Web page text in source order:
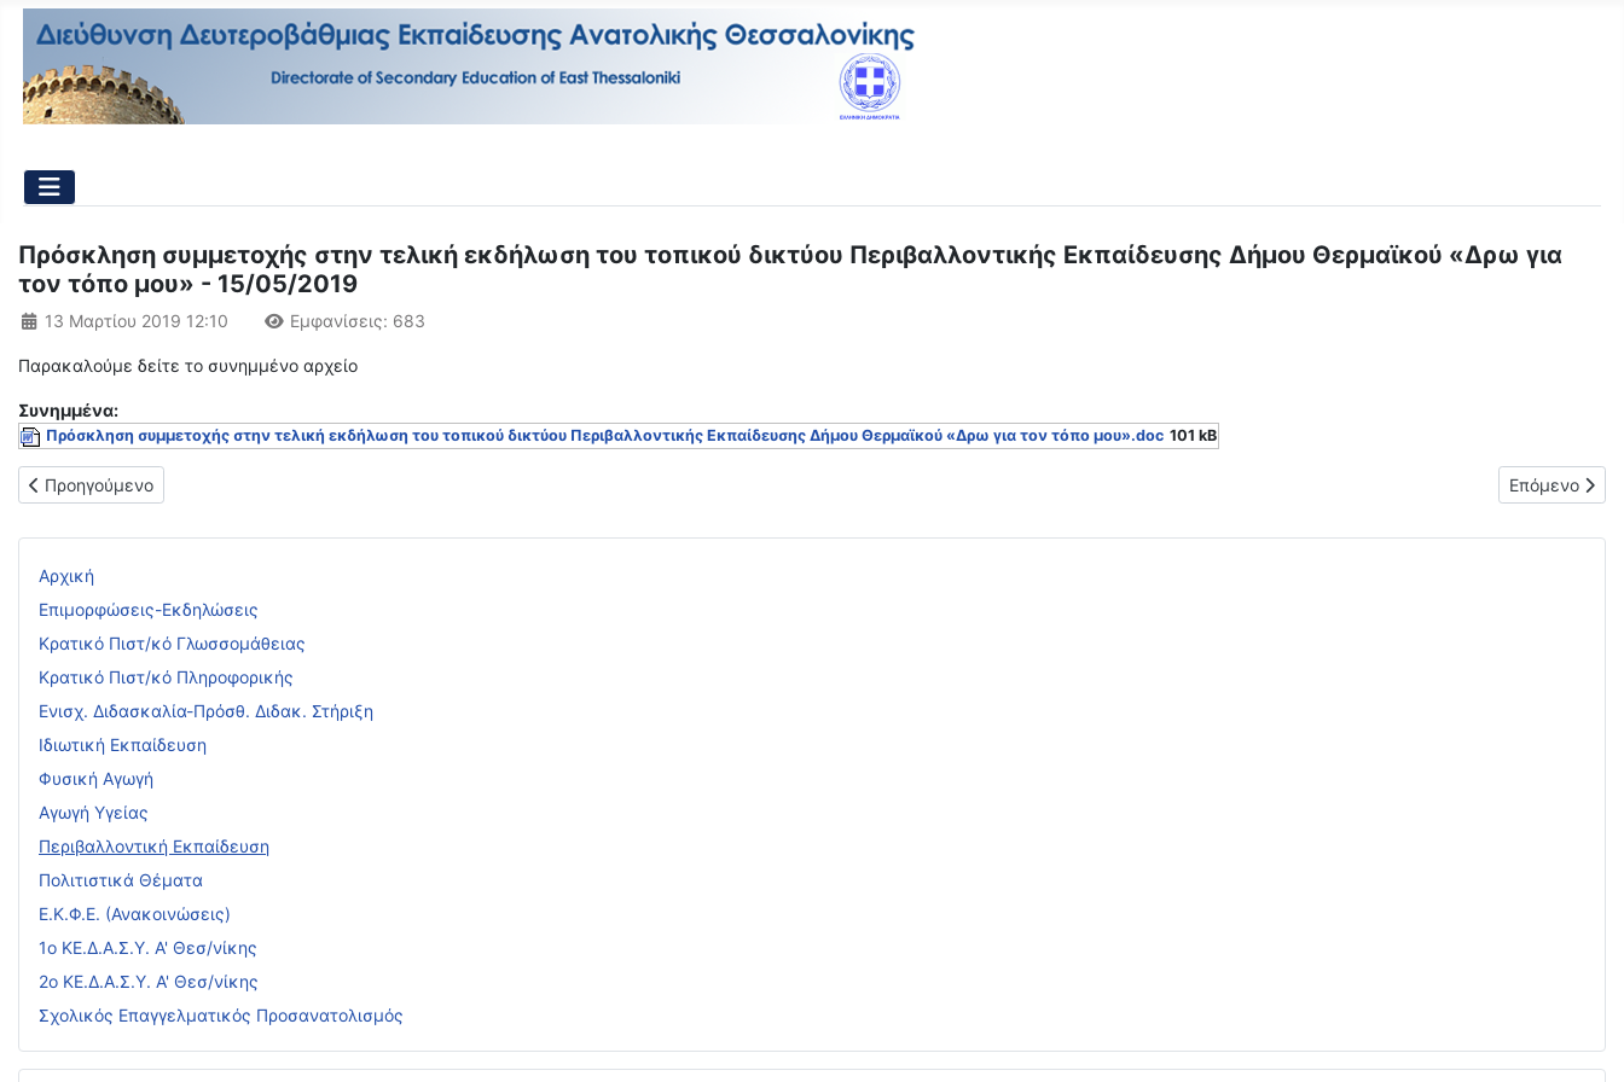
Αρχική
Επιμορφώσεις-Εκδηλώσεις
Κρατικό Πιστ/κό Γλωσσομάθειας
Κρατικό Πιστ/κό Πληροφορικής
Ενισχ. Διδασκαλία-Πρόσθ. Διδακ. Στήριξη
Ιδιωτική Εκπαίδευση
Φυσική Αγωγή
Αγωγή Υγείας
Περιβαλλοντική Εκπαίδευση
Πολιτιστικά Θέματα
Ε.Κ.Φ.Ε. (Ανακοινώσεις)
1ο ΚΕ.Δ.Α.Σ.Υ. Α' Θεσ/νίκης
2ο ΚΕ.Δ.Α.Σ.Υ. Α' Θεσ/νίκης
Σχολικός Επαγγελματικός Προσανατολισμός
Πρόσκληση συμμετοχής στην τελική εκδήλωση του τοπικού δικτύου Περιβαλλοντικής Εκπαίδευσης Δήμου Θερμαϊκού «Δρω για
τον τόπο μου» - 15/05/2019
Λεπτομέρειες
13 Μαρτίου 2019 12:10 Εμφανίσεις: 683
Παρακαλούμε δείτε το συνημμένο αρχείο
Συνημμένα:
Πρόσκληση συμμετοχής στην τελική εκδήλωση του τοπικού δικτύου Περιβαλλοντικής Εκπαίδευσης Δήμου Θερμαϊκού «Δρω για τον τόπο μου».doc 101 kB
Προηγούμενο άρθρο: 2η Μαθητική Συνάντηση "Κλικ, προστάτευσέ το!" - 27/03/2019
Προηγούμενο Επόμενο
Επόμενο